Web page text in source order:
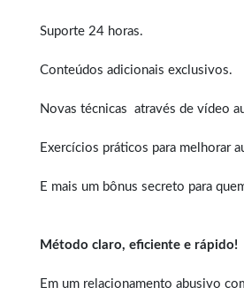
Suporte 24 horas.
Conteúdos adicionais exclusivos.
Novas técnicas através de vídeo
Exercícios práticos para melhorar
E mais um bônus secreto para
Método claro, eficiente e rápido!
Em um relacionamento abusivo